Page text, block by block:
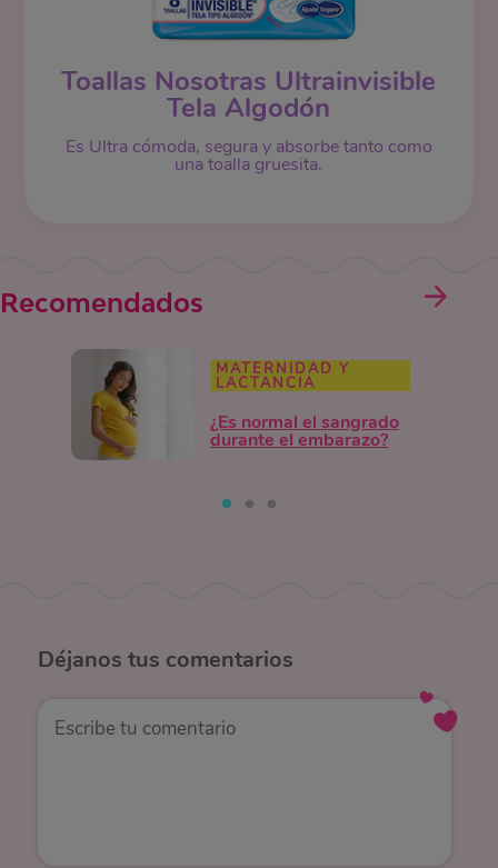
Toallas Nosotras Ultrainvisible
Tela Algodón
Es Ultra cómoda, segura y absorbe tanto como
una toalla gruesita.
Recomendados
MATERNIDAD Y
LACTANCIA
¿Es normal el sangrado
durante el embarazo?
Déjanos tus comentarios